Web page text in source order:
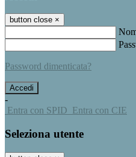
button close ×
Password dimenticata?
-
Entra con SPID Entra con CIE
Seleziona utente